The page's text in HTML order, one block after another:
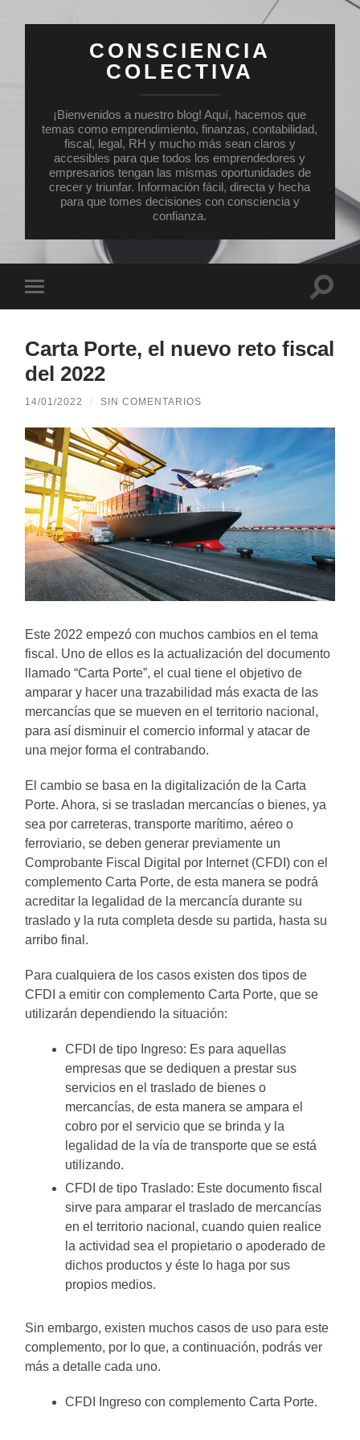
CONSCIENCIA
COLECTIVA
¡Bienvenidos a nuestro blog! Aquí, hacemos que
temas como emprendimiento, finanzas, contabilidad,
fiscal, legal, RH y mucho más sean claros y
accesibles para que todos los emprendedores y
empresarios tengan las mismas oportunidades de
crecer y triunfar. Información fácil, directa y hecha
para que tomes decisiones con consciencia y
confianza.
el
Carta Porte, el nuevo reto fiscal
del 2022
14/01/2022 / SIN COMENTARIOS
Este 2022 empezó con muchos cambios en el tema
fiscal. Uno de ellos es la actualización del documento
llamado “Carta Porte”, el cual tiene el objetivo de
amparar y hacer una trazabilidad más exacta de las
mercancías que se mueven en el territorio nacional,
para así disminuir el comercio informal y atacar de
una mejor forma el contrabando.
El cambio se basa en la digitalización de la Carta
Porte. Ahora, si se trasladan mercancías o bienes, ya
sea por carreteras, transporte marítimo, aéreo o
ferroviario, se deben generar previamente un
Comprobante Fiscal Digital por Internet (CFDI) con el
complemento Carta Porte, de esta manera se podrá
acreditar la legalidad de la mercancía durante su
traslado y la ruta completa desde su partida, hasta su
arribo final.
Para cualquiera de los casos existen dos tipos de
CFDI a emitir con complemento Carta Porte, que se
utilizarán dependiendo la situación:
CFDI de tipo Ingreso: Es para aquellas
empresas que se dediquen a prestar sus
servicios en el traslado de bienes o
mercancías, de esta manera se ampara el
cobro por el servicio que se brinda y la
legalidad de la vía de transporte que se está
utilizando.
CFDI de tipo Traslado: Este documento fiscal
sirve para amparar el traslado de mercancías
en el territorio nacional, cuando quien realice
la actividad sea el propietario o apoderado de
dichos productos y éste lo haga por sus
propios medios.
Sin embargo, existen muchos casos de uso para este
complemento, por lo que, a continuación, podrás ver
más a detalle cada uno.
CFDI Ingreso con complemento Carta Porte.